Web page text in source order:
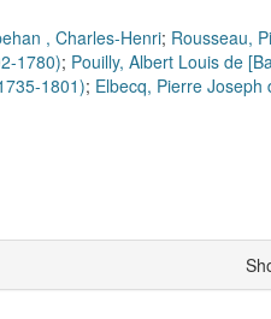
, Charles-Henri; Rousseau,
1780); Pouilly, Albert Louis de
1801); Elbecq, Pierre